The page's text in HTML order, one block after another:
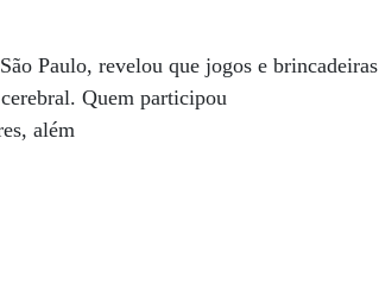
Paulo, revelou que jogos e brincadeiras
Quem participou
além